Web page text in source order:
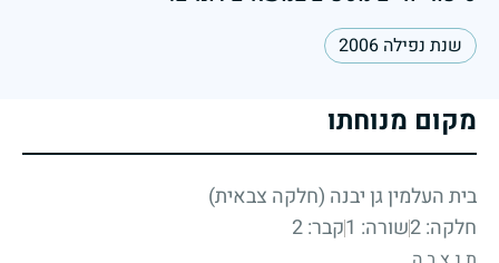
שנת נפילה 2006
מקום מנוחתו
בית העלמין גן יבנה (חלקה צבאית)
חלקה: 2
שורה: 1 קבר: 2